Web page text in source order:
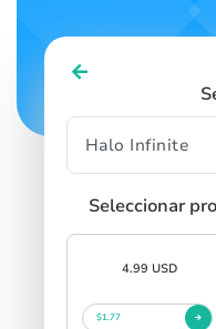
Seleccionar
4.99 USD
$1.77